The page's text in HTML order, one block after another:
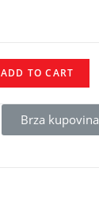
ADD TO CART
Brza kupovina